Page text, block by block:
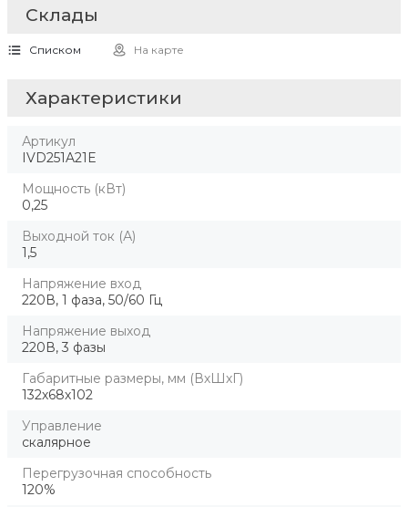
Склады
Списком На карте
Характеристики
Артикул
IVD251A21E
Мощность (кВт)
0,25
Выходной ток (А)
1,5
Напряжение вход
220В, 1 фаза, 50/60 Гц
Напряжение выход
220В, 3 фазы
Габаритные размеры, мм (ВхШхГ)
132х68х102
Управление
скалярное
Перегрузочная способность
120%